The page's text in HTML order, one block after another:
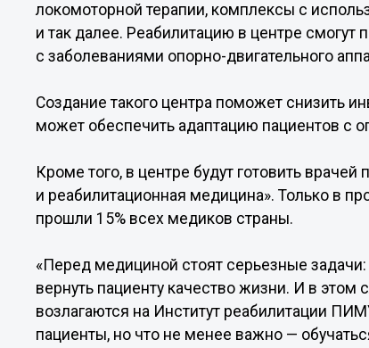
локомоторной терапии, комплексы с
и так далее. Реабилитацию в центре смогут
с заболеваниями опорно-двигательного
Создание такого центра поможет снизить
может обеспечить адаптацию пациентов с
Кроме того, в центре будут готовить
и реабилитационная медицина». Только в
прошли 15% всех медиков страны.
«Перед медициной стоят серьезные
вернуть пациенту качество жизни. И в
возлагаются на Институт реабилитации
пациенты, но что не менее важно —